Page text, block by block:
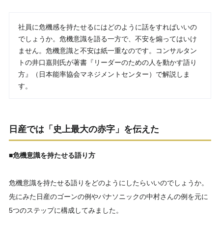
社員に危機感を持たせるにはどのように話をすればいいの
でしょうか。危機意識を語る一方で、不安を煽ってはいけ
ません。危機意識と不安は紙一重なのです。コンサルタン
トの井口嘉則氏が著書『リーダーのための人を動かす語り
方』（日本能率協会マネジメントセンター）で解説しま
す。
日産では「史上最大の赤字」を伝えた
■危機意識を持たせる語り方
危機意識を持たせる語りをどのようにしたらいいのでしょうか。
先にみた日産のゴーンの例やパナソニックの中村さんの例を元に
5つのステップに構成してみました。